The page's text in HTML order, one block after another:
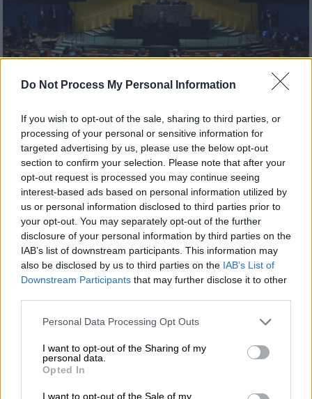
Do Not Process My Personal Information
If you wish to opt-out of the sale, sharing to third parties, or
processing of your personal or sensitive information for
targeted advertising by us, please use the below opt-out
section to confirm your selection. Please note that after your
opt-out request is processed you may continue seeing
interest-based ads based on personal information utilized by
us or personal information disclosed to third parties prior to
your opt-out. You may separately opt-out of the further
disclosure of your personal information by third parties on the
IAB’s list of downstream participants. This information may
also be disclosed by us to third parties on the IAB’s List of
Downstream Participants that may further disclose it to other
Please note that this website/app uses one or more Google
not limited to your visit or usage behaviour. You may click to
grant or deny consent to Google and its third-party tags to
use your data for below specified purposes in below Google
consent section.
Personal Data Processing Opt Outs
I want to opt-out of the Sharing of my
personal data.
Opted In
I want to opt-out of the Sale of my
Παρουσιαστής του Fox News προέτρεψε
να βομβαρδιστεί ο ΟΗΕ γιατί «κόλλησαν»
οι κυλιόμενες - Μετά ζήτησε συγγνώμη
«Πρέπει είτε να φύγουμε από τον ΟΗΕ, είτε
να τον βομβαρδίσουμε», είπε ο
παρουσιαστής